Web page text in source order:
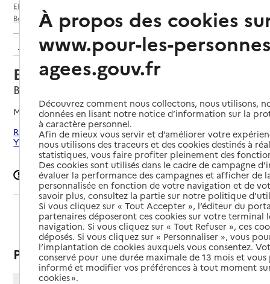
EHPAD par département
Bonnay-Saint-Ythaire
EHPAD Villa Sainte-Agnès
Retour aux résultats de l'annuaire
EHPAD Villa Sainte-Agnès
Bonnay-Saint-Ythaire, SAONE-ET-LOIRE
Mis à jour le02/07/2026
Rechercher les établissements autour de Bonnay-Saint-
Ythaire
Signaler une erreur
Sommaire
Présentation
À propos des cookies
www.pour-les-
agees.gouv.fr
Découvrez comment nous collectons, nous utilisons,
données en lisant notre notice d’information sur la
à caractère personnel.
Afin de mieux vous servir et d’améliorer votre
nous utilisons des traceurs et des cookies destinés à
statistiques, vous faire profiter pleinement des
Des cookies sont utilisés dans le cadre de campagne
évaluer la performance des campagnes et afficher de
personnalisée en fonction de votre navigation et de
savoir plus, consultez la partie sur notre politique
Si vous cliquez sur « Tout Accepter », l’éditeur du
partenaires déposeront ces cookies sur votre terminal
navigation. Si vous cliquez sur « Tout Refuser », ces
déposés. Si vous cliquez sur « Personnaliser », vous
l’implantation de cookies auxquels vous consentez.
conservé pour une durée maximale de 13 mois et
informé et modifier vos préférences à tout moment
cookies ».